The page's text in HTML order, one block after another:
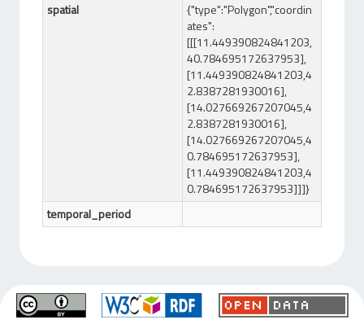
spatial
{"type":"Polygon","coordin
ates":
[[[11.449390824841203,
40.784695172637953],
[11.449390824841203,4
2.8387281930016],
[14.027669267207045,4
2.8387281930016],
[14.027669267207045,4
0.784695172637953],
[11.449390824841203,4
0.784695172637953]]]}
temporal_period